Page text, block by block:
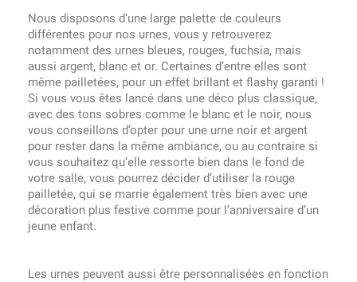
Nous disposons d’une large palette de couleurs
différentes pour nos urnes, vous y retrouverez
notamment des urnes bleues, rouges, fuchsia, mais
aussi argent, blanc et or. Certaines d’entre elles sont
même pailletées, pour un effet brillant et flashy garanti !
Si vous vous êtes lancé dans une déco plus classique,
avec des tons sobres comme le blanc et le noir, nous
vous conseillons d’opter pour une urne noir et argent
pour rester dans la même ambiance, ou au contraire si
vous souhaitez qu’elle ressorte bien dans le fond de
votre salle, vous pourrez décider d’utiliser la rouge
pailletée, qui se marrie également très bien avec une
décoration plus festive comme pour l’anniversaire d’un
jeune enfant.
Les urnes peuvent aussi être personnalisées en fonction